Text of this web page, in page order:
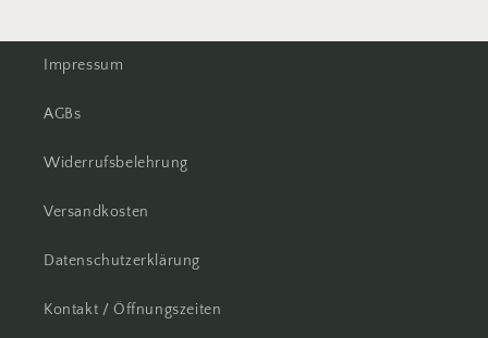
Impressum
AGBs
Widerrufsbelehrung
Versandkosten
Datenschutzerklärung
Kontakt / Öffnungszeiten